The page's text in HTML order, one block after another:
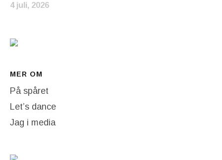
4 juli, 2026
MER OM
På spåret
Let’s dance
Jag i media